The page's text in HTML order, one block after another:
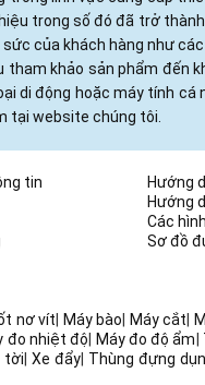
trong số đó đã trở
sức của khách hàng như
khảo sản phẩm đến
di động hoặc máy tính cá
tại website chúng tôi.
tin
Hướng
Hướng
Các
Sơ đồ
nơ vít| Máy bào| Máy cắt|
đo nhiệt độ| Máy đo độ ẩm|
tời| Xe đẩy| Thùng đựng